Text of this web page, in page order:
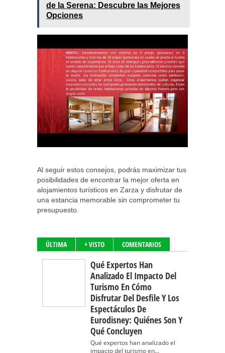
de la Serena: Descubre las Mejores
Opciones
Al seguir estos consejos, podrás maximizar tus
posibilidades de encontrar la mejor oferta en
alojamientos turísticos en Zarza y disfrutar de
una estancia memorable sin comprometer tu
presupuesto.
ÚLTIMA + VISTO COMENTARIOS
Qué Expertos Han
Analizado El Impacto Del
Turismo En Cómo
Disfrutar Del Desfile Y Los
Espectáculos De
Eurodisney: Quiénes Son Y
Qué Concluyen
Qué expertos han analizado el
impacto del turismo en...